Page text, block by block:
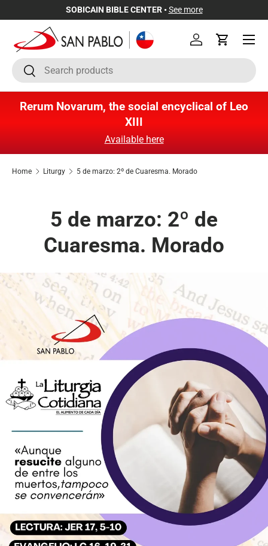
Skip to content
SOBICAIN BIBLE CENTER • See more
SearchSearch
Log inCart
Menu
Rerum Novarum, the social encyclical of Leo
XIII
Available here
Home Liturgy 5 de marzo: 2º de Cuaresma. Morado
5 de marzo: 2º de
Cuaresma. Morado